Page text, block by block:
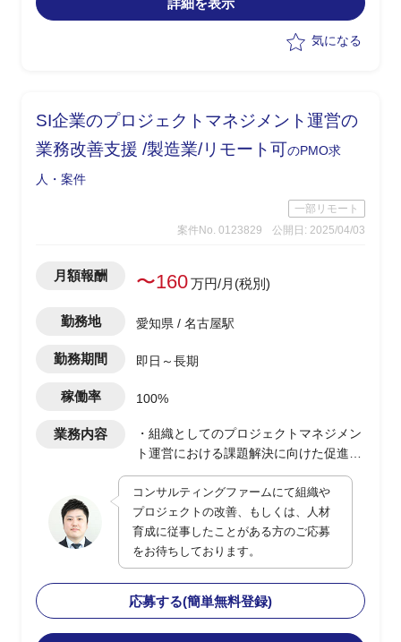
気になる
SI企業のプロジェクトマネジメント運営の
業務改善支援 /製造業/リモート可のPMO求
人・案件
一部リモート
案件No. 0123829
公開日: 2025/04/03
月額報酬 〜160万円/月(税別)
勤務地 愛知県 / 名古屋駅
勤務期間 即日～長期
稼働率 100%
業務内容
・組織としてのプロジェクトマネジメン
ト運営における課題解決に向けた促進
・OEM含む自動車部品メーカー関係者組
織間とのステークホルダーマネジメン
ト、コミュニケーションマネジメントの
改善
・上記を解決するための仕組みづくり
(PMO業務)
コンサルティングファームにて組織や
プロジェクトの改善、もしくは、人材
育成に従事したことがある方のご応募
をお待ちしております。
応募する(簡単無料登録)